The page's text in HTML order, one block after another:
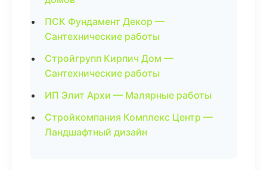
ПСК Фундамент Декор —
Сантехнические работы
Стройгрупп Кирпич Дом —
Сантехнические работы
ИП Элит Архи — Малярные работы
Стройкомпания Комплекс Центр —
Ландшафтный дизайн